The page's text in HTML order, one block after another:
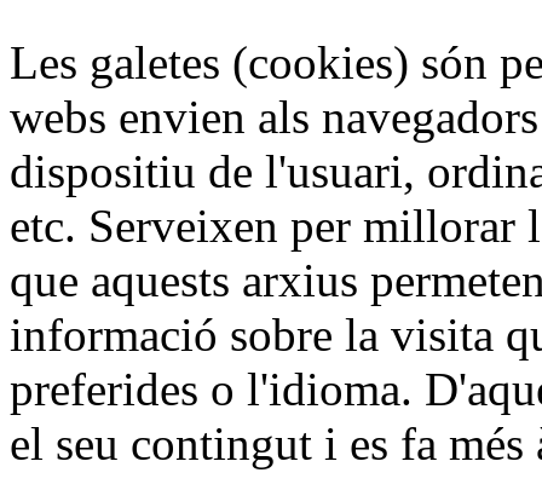
Les galetes (cookies) són
webs envien als
dispositiu de l'usuari,
etc. Serveixen per millorar
que aquests arxius
informació sobre la visita
preferides o l'idioma.
el seu contingut i es fa